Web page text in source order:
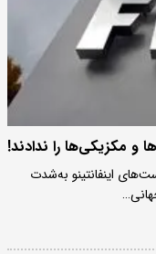
و مکزیکی‌ها را ندادند!
اینفانتینو به‌شدت